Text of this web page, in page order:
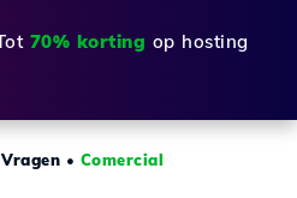
70% korting op hosting
• Comercial